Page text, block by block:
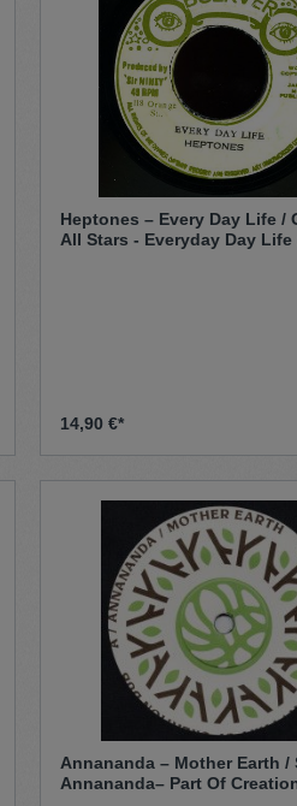
Heptones – Every Day Life /
All Stars - Everyday Day Life
14,90 €*
Annananda – Mother Earth /
Annananda– Part Of